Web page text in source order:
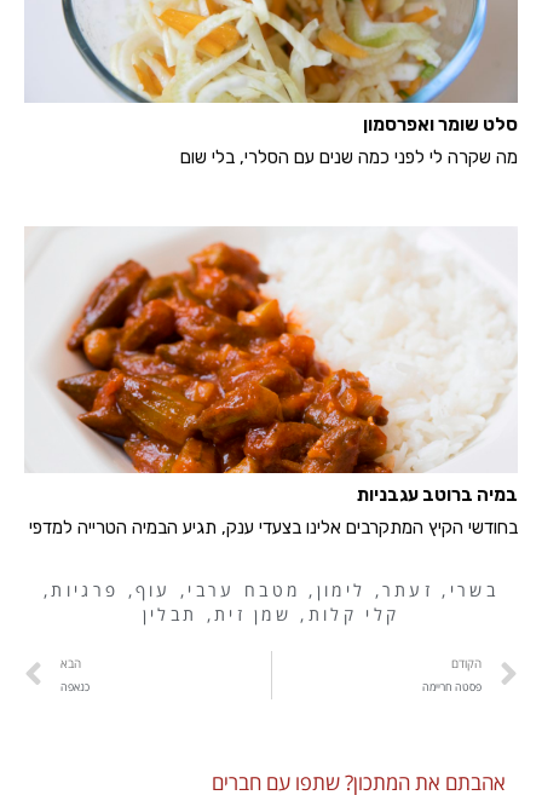
סלט שומר ואפרסמון
מה שקרה לי לפני כמה שנים עם הסלרי, בלי שום
במיה ברוטב עגבניות
בחודשי הקיץ המתקרבים אלינו בצעדי ענק, תגיע הבמיה הטרייה למדפי
בשרי , זעתר, לימון , מטבח ערבי , עוף, פרגיות,
קלי קלות , שמן זית, תבלין
הקודם
פסטה חריימה
הבא
כנאפה
אהבתם את המתכון? שתפו עם חברים